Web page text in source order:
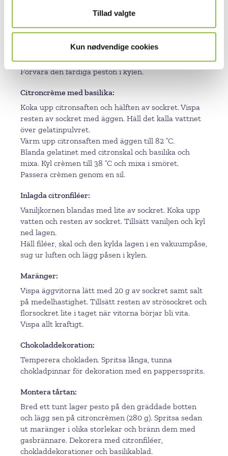
Tillad valgte
Kun nødvendige cookies
Kavla ut degen till 3,5 mm och lägg i en form, 18 cm
Ø. Grädda botten på 185 °C i 12 minuter.
Söt pesto
Mixa basilika, bredbladig persilja och pinjekärnor
samtidigt som olivolja och sirap tillsätts långsamt.
Förvara den färdiga peston i kylen.
Citroncrème med basilika
Koka upp citronsaften och hälften av sockret. Vispa
resten av sockret med äggen. Häll det kalla vattnet
över gelatinpulvret.
Värm upp citronsaften med äggen till 82 ˚C.
Blanda gelatinet med citronskal och basilika och
mixa. Kyl crèmen till 38 ˚C och mixa i smöret.
Passera crèmen genom en sil.
Inlagda citronfiléer
Vaniljkornen blandas med lite av sockret. Koka upp
vatten och resten av sockret. Tillsätt vaniljen och kyl
ned lagen.
Häll filéer, skal och den kylda lagen i en vakuumpåse,
sug ur luften och lägg påsen i kylen.
Maränger
Vispa äggvitorna lätt med 20 g av sockret samt salt
på medelhastighet. Tillsätt resten av strösockret och
florsockret lite i taget när vitorna börjar bli vita.
Vispa allt kraftigt.
Chokoladdekoration
Temperera chokladen. Spritsa långa, tunna
chokladpinnar för dekoration med en papperssprits.
Montera tårtan
Bred ett tunt lager pesto på den gräddade botten
och lägg sen på citroncrèmen (280 g). Spritsa sedan
ut maränger i olika storlekar och bränn dem med
gasbrännare. Dekorera med citronfiléer,
chokladdekorationer och basilikablad.